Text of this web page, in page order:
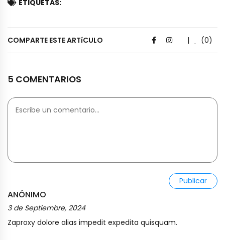
ETIQUETAS:
COMPARTE ESTE ARTíCULO | (0)
5 COMENTARIOS
Publicar
ANÓNIMO
3 de Septiembre, 2024
Zaproxy dolore alias impedit expedita quisquam.